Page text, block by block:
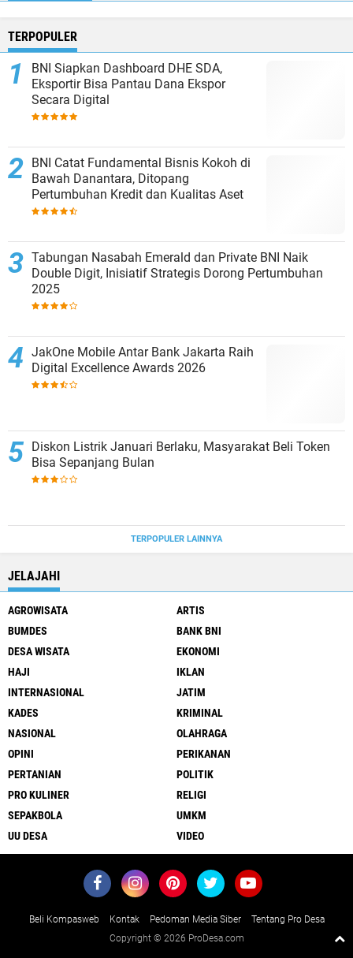
TERPOPULER
BNI Siapkan Dashboard DHE SDA,
Eksportir Bisa Pantau Dana Ekspor
Secara Digital
BNI Catat Fundamental Bisnis Kokoh di
Bawah Danantara, Ditopang
Pertumbuhan Kredit dan Kualitas Aset
Tabungan Nasabah Emerald dan Private BNI Naik
Double Digit, Inisiatif Strategis Dorong Pertumbuhan
2025
JakOne Mobile Antar Bank Jakarta Raih
Digital Excellence Awards 2026
Diskon Listrik Januari Berlaku, Masyarakat Beli Token
Bisa Sepanjang Bulan
TERPOPULER LAINNYA
JELAJAHI
AGROWISATA
ARTIS
BUMDES
BANK BNI
DESA WISATA
EKONOMI
HAJI
IKLAN
INTERNASIONAL
JATIM
KADES
KRIMINAL
NASIONAL
OLAHRAGA
OPINI
PERIKANAN
PERTANIAN
POLITIK
PRO KULINER
RELIGI
SEPAKBOLA
UMKM
UU DESA
VIDEO
Beli Kompasweb Kontak Pedoman Media Siber
Tentang Pro Desa
Copyright © 2026 ProDesa.com